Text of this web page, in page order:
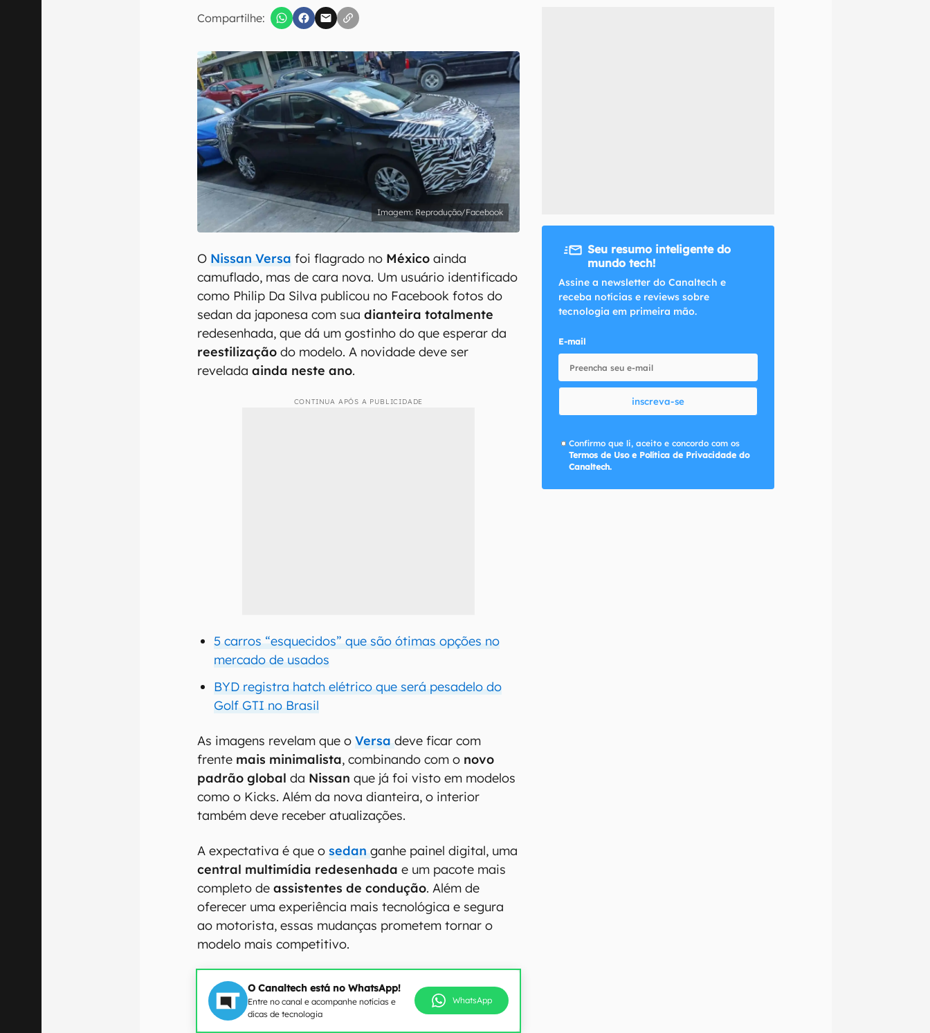
Compartilhe:
Confirmo que li, aceito e concordo com os Termos de Uso e Política de Privacidade do Canaltech.
Reprodução/Facebook
O Nissan Versa foi flagrado no México ainda
camuflado, mas de cara nova. Um usuário identificado
como Philip Da Silva publicou no Facebook fotos do
sedan da japonesa com suadianteira totalmente
redesenhada, que dá um gostinho do que esperar da
reestilização do modelo. A novidade deve ser
reveladaainda neste ano.
CONTINUA APÓS A PUBLICIDADE
5 carros “esquecidos” que são ótimas opções no
mercado de usados
BYD registra hatch elétrico que será pesadelo do
Golf GTI no Brasil
As imagens revelam que oVersa deve ficar com
frente mais minimalista, combinando com o novo
padrão global da Nissan que já foi visto em modelos
como o Kicks. Além da nova dianteira, o interior
também deve receber atualizações.
A expectativa é que osedan ganhe painel digital, uma
central multimídia redesenhada e um pacote mais
completo deassistentes de condução. Além de
oferecer uma experiência mais tecnológica e segura
ao motorista, essas mudanças prometem tornar o
modelo mais competitivo.
O Canaltech está no WhatsApp!
Entre no canal e acompanhe notícias e
dicas de tecnologia
WhatsApp
Seu resumo inteligente do
mundo tech!
Assine a newsletter do Canaltech e
receba notícias e reviews sobre
tecnologia em primeira mão.
E-mail
inscreva-se
Confirmo que li, aceito e concordo com os
Termos de Uso e Política de Privacidade do
Canaltech.